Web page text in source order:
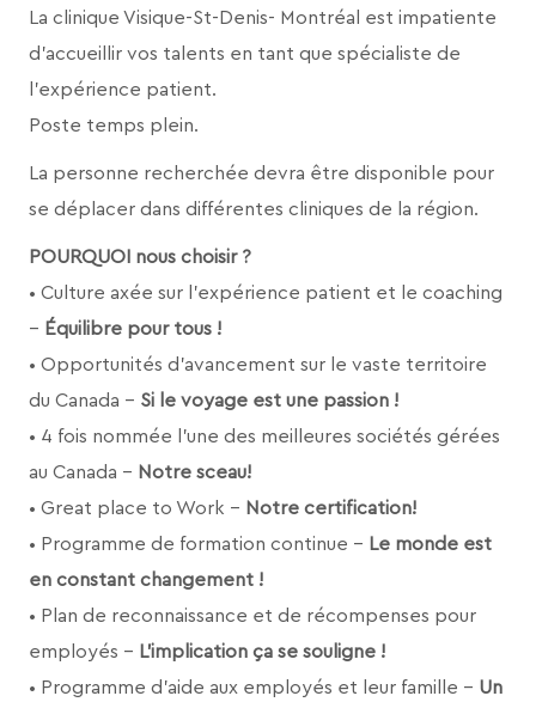
La clinique Visique-St-Denis- Montréal est impatiente
d’accueillir vos talents en tant que spécialiste de
l’expérience patient.
Poste temps plein.
La personne recherchée devra être disponible pour
se déplacer dans différentes cliniques de la région.
POURQUOI nous choisir ?
• Culture axée sur l’expérience patient et le coaching
– Équilibre pour tous !
• Opportunités d'avancement sur le vaste territoire
du Canada – Si le voyage est une passion !
• 4 fois nommée l’une des meilleures sociétés gérées
au Canada – Notre sceau!
• Great place to Work – Notre certification!
• Programme de formation continue – Le monde est
en constant changement !
• Plan de reconnaissance et de récompenses pour
employés – L’implication ça se souligne !
• Programme d'aide aux employés et leur famille – Un